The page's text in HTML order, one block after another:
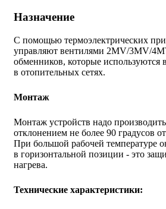
Назначение
С помощью термоэлектрических
управляют вентилями 2MV/3MV/
обменников, которые используются
в отопительных сетях.
Монтаж
Монтаж устройств надо
отклонением не более 90 градусов
При большой рабочей температуре
в горизонтальной позиции - это
нагрева.
Технические характеристики: